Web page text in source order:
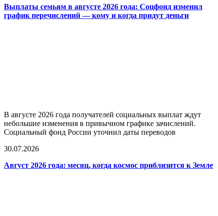
Выплаты семьям в августе 2026 года: Соцфонд изменил
график перечислений — кому и когда придут деньги
В августе 2026 года получателей социальных выплат ждут
небольшие изменения в привычном графике зачислений.
Социальный фонд России уточнил даты переводов
30.07.2026
Август 2026 года: месяц, когда космос приблизится к Земле